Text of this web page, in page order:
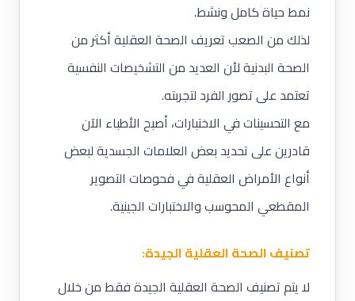
نمط حياة كامل ونشط.
لذلك من الصعب تعريف الصحة العقلية أكثر من
الصحة البدنية لأن العديد من التشخيصات النفسية
تعتمد على تصور الفرد لتجربته.
مع التحسينات في الاختبارات، أصبح الأطباء الآن
قادرين على تحديد بعض العلامات الجسدية لبعض
أنواع الأمراض العقلية في فحوصات التصوير
المقطعي المحوسب والاختبارات الجينية.
تصنيف الصحة العقلية الجيدة:
لا يتم تصنيف الصحة العقلية الجيدة فقط من خلال